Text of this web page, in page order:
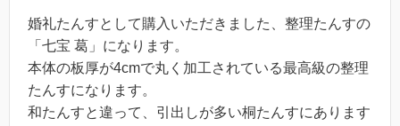
婚礼たんすとして購入いただきました、整理たんすの
「七宝 葛」になります。
本体の板厚が4cmで丸く加工されている最高級の整理
たんすになります。
和たんすと違って、引出しが多い桐たんすにあります